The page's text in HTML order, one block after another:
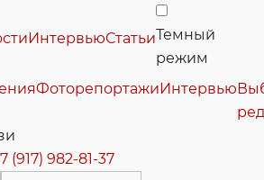
ИнтервьюСтатьиТемный
режим
ФоторепортажиИнтервью
(917) 982-81-37